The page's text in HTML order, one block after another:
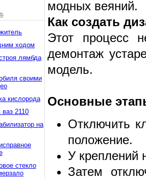
модных веяний.
Как создать
Этот процесс
демонтаж
модель.
Основные
Отключить
положение.
У креплений
Затем
ходом
лямбда
своими
кислорода
ваз 2110
на
стекло